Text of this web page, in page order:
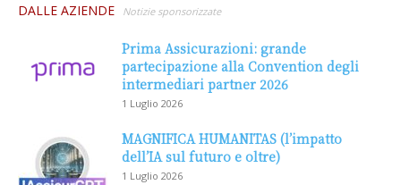
DALLE AZIENDE Notizie sponsorizzate
Prima Assicurazioni: grande
partecipazione alla Convention degli
intermediari partner 2026
1 Luglio 2026
MAGNIFICA HUMANITAS (l’impatto
dell’IA sul futuro e oltre)
1 Luglio 2026